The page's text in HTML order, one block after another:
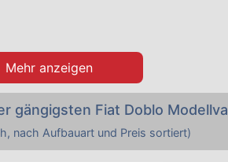
Mehr anzeigen
gängigsten Fiat Doblo
nach Aufbauart und Preis sortiert)